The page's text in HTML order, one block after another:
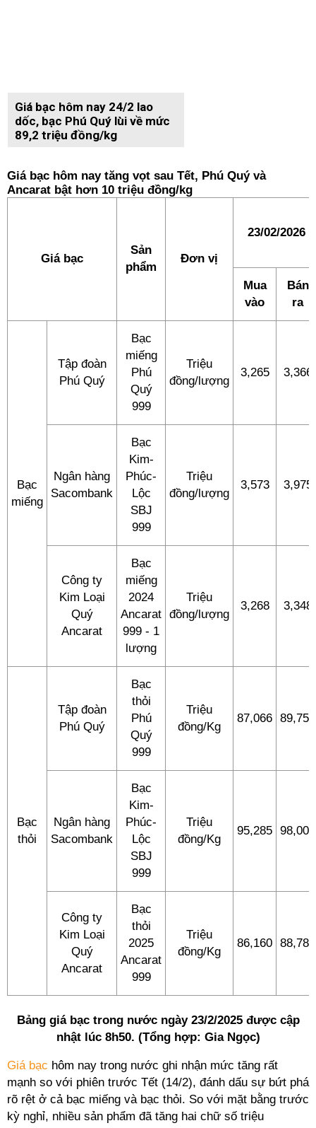
Giá bạc hôm nay 24/2 lao
dốc, bạc Phú Quý lùi về mức
89,2 triệu đồng/kg
Giá bạc hôm nay tăng vọt sau Tết, Phú Quý và
Ancarat bật hơn 10 triệu đồng/kg
Giá bạc
Sản
phẩm
Đơn vị
23/02/2026
Mua
vào
Bán
ra
Bạc
miếng
Tập đoàn
Phú Quý
Bạc
miếng
Phú
Quý
999
Triệu
đồng/lượng
3,265 3,366
Ngân hàng
Sacombank
Bạc
Kim-
Phúc-
Lộc
SBJ
999
Triệu
đồng/lượng
3,573 3,975
Công ty
Kim Loại
Quý
Ancarat
Bạc
miếng
2024
Ancarat
999 - 1
lượng
Triệu
đồng/lượng
3,268 3,348
Bạc
thỏi
Tập đoàn
Phú Quý
Bạc
thỏi
Phú
Quý
999
Triệu
đồng/Kg
87,066 89,759
Ngân hàng
Sacombank
Bạc
Kim-
Phúc-
Lộc
SBJ
999
Triệu
đồng/Kg
95,285 98,000
Công ty
Kim Loại
Quý
Ancarat
Bạc
thỏi
2025
Ancarat
999
Triệu
đồng/Kg
86,160 88,780
Bảng giá bạc trong nước ngày 23/2/2025 được cập
nhật lúc 8h50. (Tổng hợp: Gia Ngọc)
Giá bạc hôm nay trong nước ghi nhận mức tăng rất
mạnh so với phiên trước Tết (14/2), đánh dấu sự bứt phá
rõ rệt ở cả bạc miếng và bạc thỏi. So với mặt bằng trước
kỳ nghỉ, nhiều sản phẩm đã tăng hai chữ số triệu